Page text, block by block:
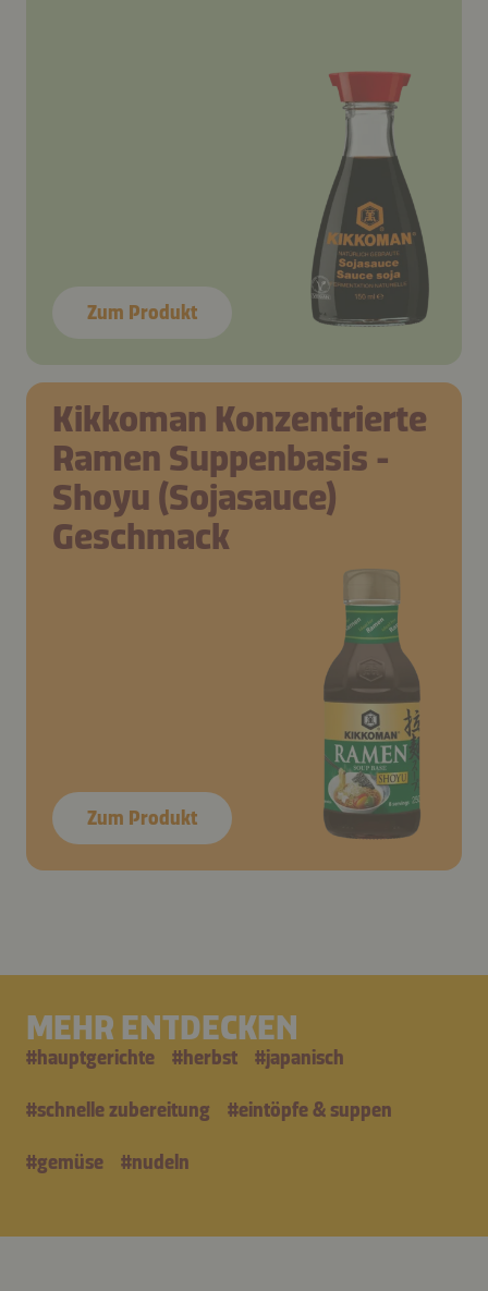
Zum Produkt
Kikkoman Konzentrierte
Ramen Suppenbasis -
Shoyu (Sojasauce)
Geschmack
Zum Produkt
MEHR ENTDECKEN
#hauptgerichte #herbst #japanisch
#schnelle zubereitung #eintöpfe & suppen
#gemüse #nudeln